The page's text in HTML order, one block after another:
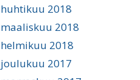
huhtikuu 2018
maaliskuu 2018
helmikuu 2018
joulukuu 2017